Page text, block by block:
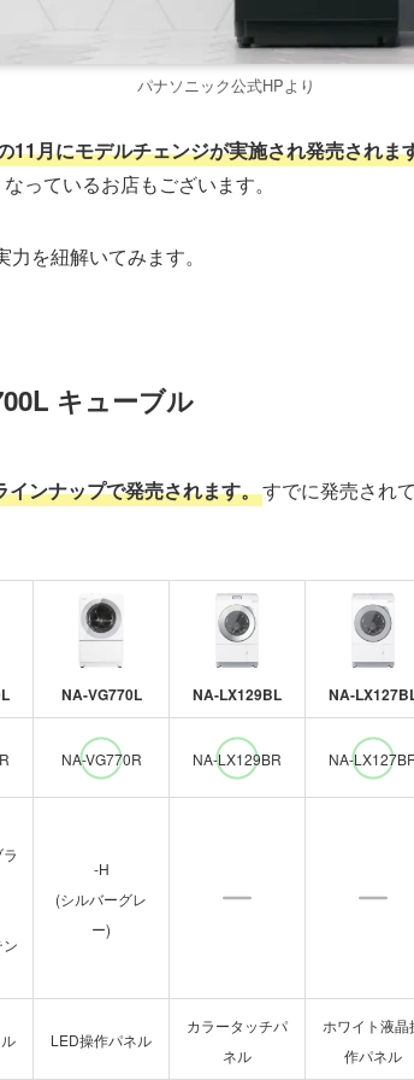
パナソニック公式HPより
11月にモデルチェンジが実施され発売されま
っているお店もございます。
を紐解いてみます。
キューブル
ンナップで発売されます。すでに発売され
NA-VG770L NA-LX129BL NA-
NA-VG770R NA-LX129BR NA-
-H
(シルバーグレ
ー)
LED操作パネル
カラータッチパ
ネル
ホワイト液晶
作パネル